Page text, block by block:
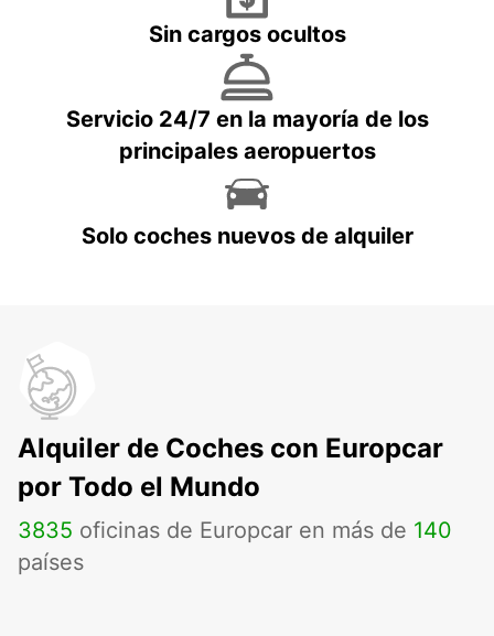
Sin cargos ocultos
Servicio 24/7 en la mayoría de los
principales aeropuertos
Solo coches nuevos de alquiler
Alquiler de Coches con Europcar
por Todo el Mundo
3835 oficinas de Europcar en más de 140
países